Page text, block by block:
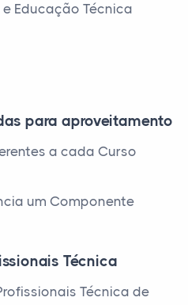
Educação Técnica
para aproveitamento
a cada Curso
um Componente
Técnica
Técnica de